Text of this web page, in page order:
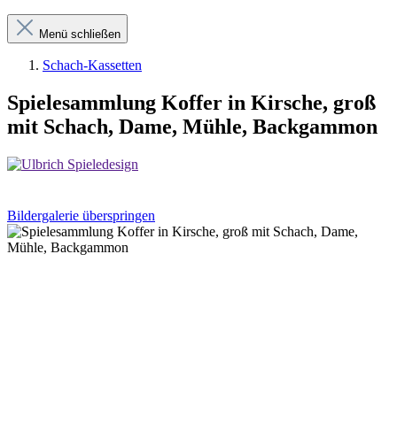
Menü schließen
Schach-Kassetten
Spielesammlung Koffer in Kirsche, groß
mit Schach, Dame, Mühle, Backgammon
Bildergalerie überspringen